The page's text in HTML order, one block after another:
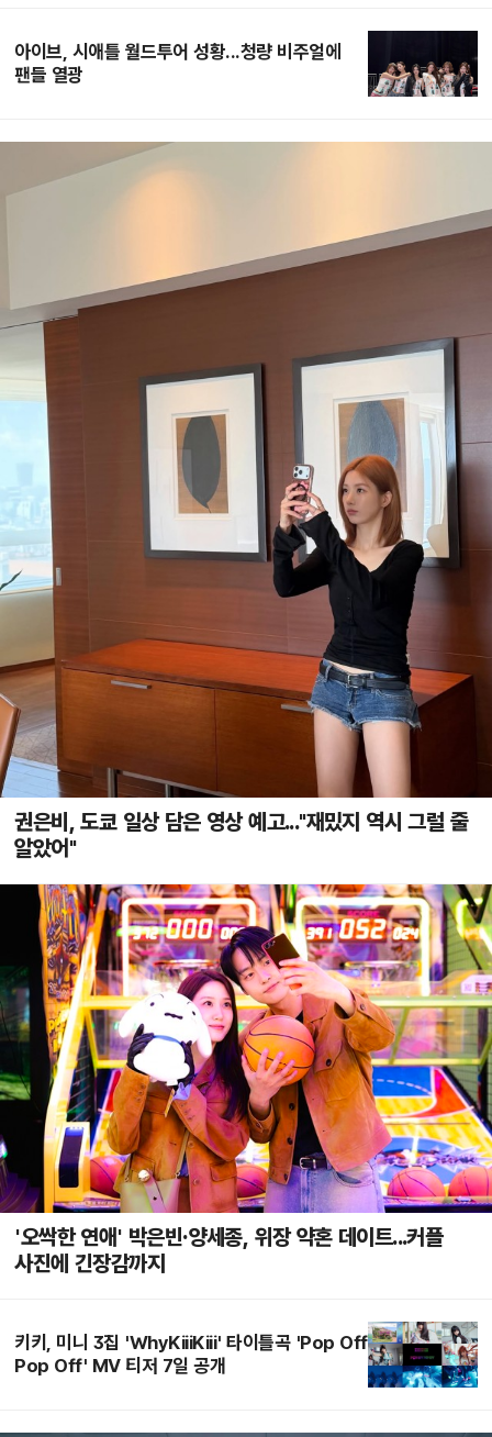
아이브, 시애틀 월드투어 성황...청량 비주얼에
팬들 열광
권은비, 도쿄 일상 담은 영상 예고..."재밌지 역시 그럴 줄
알았어"
'오싹한 연애' 박은빈·양세종, 위장 약혼 데이트...커플
사진에 긴장감까지
키키, 미니 3집 'WhyKiiiKiii' 타이틀곡 'Pop Off
Pop Off' MV 티저 7일 공개